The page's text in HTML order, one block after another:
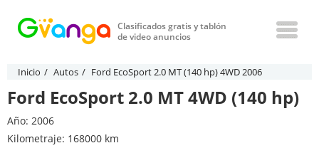
Clasificados gratis y tablón
de video anuncios
Inicio Autos Ford EcoSport 2.0 MT (140 hp) 4WD 2006
Ford EcoSport 2.0 MT 4WD (140 hp)
Año: 2006
Kilometraje: 168000 km